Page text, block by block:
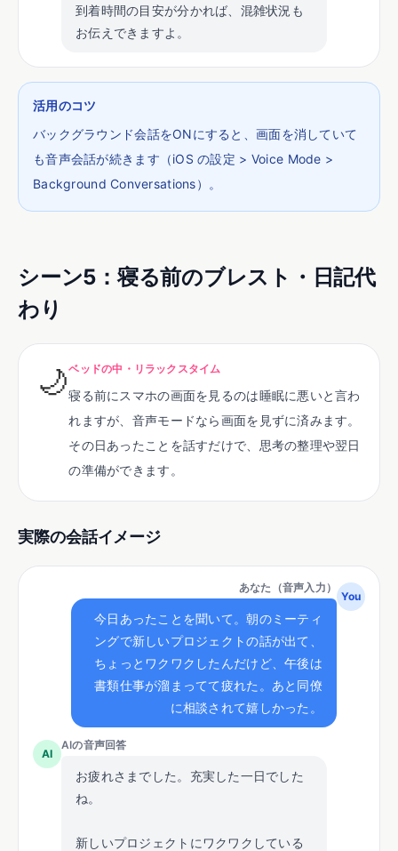
到着時間の目安が分かれば、混雑状況も
お伝えできますよ。
活用のコツ
バックグラウンド会話をONにすると、画面を消していて
も音声会話が続きます（iOS の設定 > Voice Mode >
Background Conversations）。
シーン5 ：寝る前のブレスト・日記代
わり
🌙ベッドの中・リラックスタイム
寝る前にスマホの画面を見るのは睡眠に悪いと言わ
れますが、音声モードなら画面を見ずに済みます。
その日あったことを話すだけで、思考の整理や翌日
の準備ができます。
実際の会話イメージ
あなた（音声入力）
今日あったことを聞いて。朝のミーティ
ングで新しいプロジェクトの話が出て、
ちょっとワクワクしたんだけど、午後は
書類仕事が溜まってて疲れた。あと同僚
に相談されて嬉しかった。
You
AI
AIの音声回答
お疲れさまでした。充実した一日でした
ね。
新しいプロジェクトにワクワクしている